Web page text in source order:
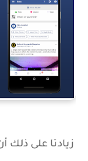
زيادتا على